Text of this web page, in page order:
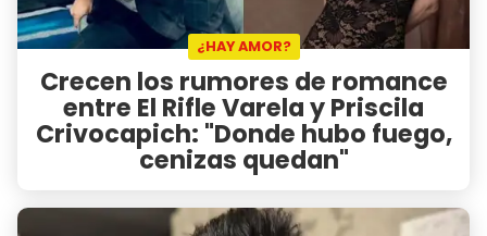
¿HAY AMOR?
Crecen los rumores de romance
entre El Rifle Varela y Priscila
Crivocapich: "Donde hubo fuego,
cenizas quedan"